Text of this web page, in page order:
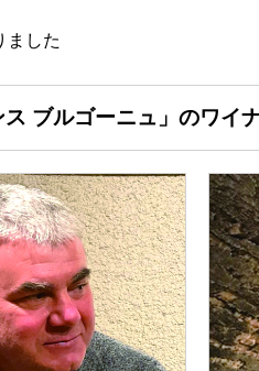
ました
ス ブルゴーニュ」のワイ